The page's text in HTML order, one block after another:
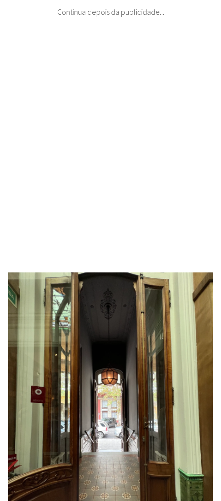
Continua depois da publicidade...